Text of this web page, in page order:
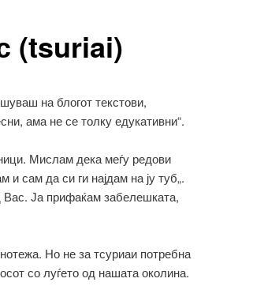
(tsuriai)
на блогот текстови,
ама не се толку едукативни“.
Мислам дека меѓу редови
сам да си ги најдам на ју туб„.
Ја прифаќам забелешката,
Но не за тсуриаи потребна
со луѓето од нашата околина.